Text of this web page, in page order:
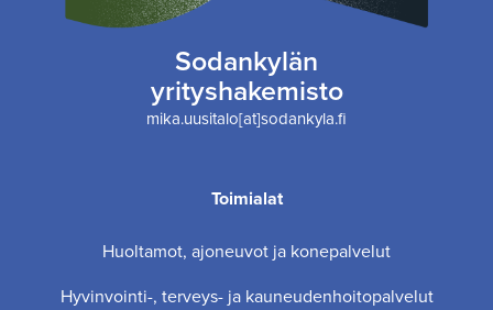
Sodankylän
yrityshakemisto
mika.uusitalo[at]sodankyla.fi
Toimialat
Huoltamot, ajoneuvot ja konepalvelut
Hyvinvointi-, terveys- ja kauneudenhoitopalvelut